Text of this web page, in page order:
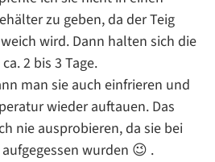
zu geben, da der Teig
wird. Dann halten sich die
2 bis 3 Tage.
man sie auch einfrieren und
wieder auftauen. Das
nie ausprobieren, da sie bei
wurden 😉 .